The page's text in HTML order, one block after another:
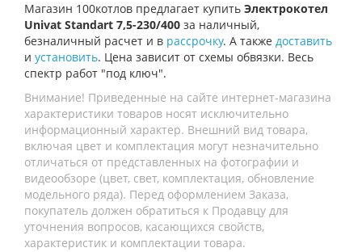
Магазин 100котлов предлагает купить Электрокотел
Univat Standart 7,5-230/400 за наличный,
безналичный расчет и в рассрочку. А также доставить
и установить. Цена зависит от схемы обвязки. Весь
спектр работ "под ключ".
Внимание! Приведенные на сайте интернет-магазина
характеристики товаров носят исключительно
информационный характер. Внешний вид товара,
включая цвет и комплектация могут незначительно
отличаться от представленных на фотографии и
видеообзоре (цвет, свет, комплектация, обновление
модельного ряда). Перед оформлением Заказа,
покупатель должен обратиться к Продавцу для
уточнения вопросов, касающихся свойств,
характеристик и комплектации товара.